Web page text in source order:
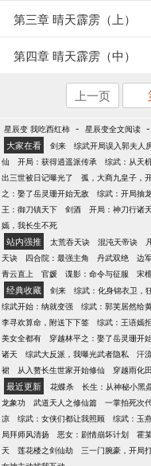
第三章 晴天霹雳（上）
第四章 晴天霹雳（中）
上一页
星辰变 我吃西红柿 - 星辰变全文阅读 -
大家在看 剑来 综武开局误入郭夫人
仙
开局：获得逍遥派传承 综武：从天
出三世被日记曝光了
孤，大商九皇子，
之：娶了岳灵珊开始无敌
综武：开局抽
王：御刀镇天下
剑酒 开局：神刀行诸
嫣，我长生不死
站内强推 太荒吞天诀 混沌天帝诀
天诀
四合院：最强主角 丹武双绝 边
青云直上
官媛 谍影：命令与征服 宋
经典收藏 剑来 综武：化身锦衣卫，
综武开始：纳就变强
综武：郭芙居然给
李寻欢算命，附送下下签
综武：王语嫣
美女全都有
穿越林平之：娶了岳灵珊开
诸天
综武大反派，我曝光武者隐私 汗
裙
从入赘长生世家开始修仙 穿越雨化
最近更新 花蝶杀 长生：从神秘小黑
龙象功
武道天人之修仙篇 一掌拍死次
凉
综武：女侠们都让我照顾 综武：玉
局拜师风清扬
恶女：剧情崩坏计划 霍
天
莲花楼之剑仙劫 三一门腕豪，开局